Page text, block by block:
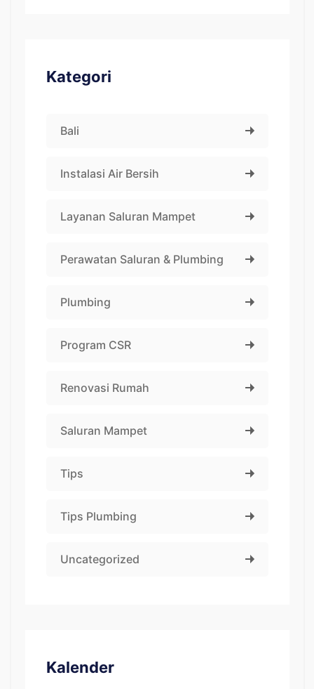
Kategori
Bali
Instalasi Air Bersih
Layanan Saluran Mampet
Perawatan Saluran & Plumbing
Plumbing
Program CSR
Renovasi Rumah
Saluran Mampet
Tips
Tips Plumbing
Uncategorized
Kalender